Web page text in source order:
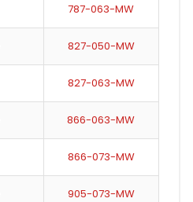
787-063-MW
827-050-MW
827-063-MW
866-063-MW
866-073-MW
905-073-MW